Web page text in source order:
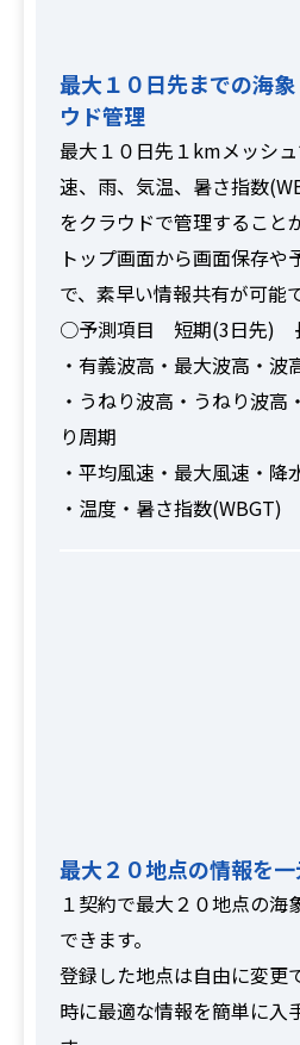
最大１０日先までの海
ウド管理
最大１０日先１kmメッシ
速、雨、気温、暑さ指数
をクラウドで管理すること
トップ画面から画面保存や
で、素早い情報共有が可能で
○予測項目 短期(3日先)
・有義波高・最大波高・波
・うねり波高・うねり波高
り周期
・平均風速・最大風速・降
・温度・暑さ指数(WBGT)
最大２０地点の情報を
１契約で最大２０地点の海
できます。
登録した地点は自由に変更
時に最適な情報を簡単に入